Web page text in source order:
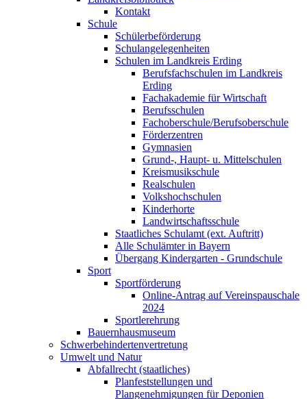
Kontakt
Schule
Schülerbeförderung
Schulangelegenheiten
Schulen im Landkreis Erding
Berufsfachschulen im Landkreis
Erding
Fachakademie für Wirtschaft
Berufsschulen
Fachoberschule/Berufsoberschule
Förderzentren
Gymnasien
Grund-, Haupt- u. Mittelschulen
Kreismusikschule
Realschulen
Volkshochschulen
Kinderhorte
Landwirtschaftsschule
Staatliches Schulamt (ext. Auftritt)
Alle Schulämter in Bayern
Übergang Kindergarten - Grundschule
Sport
Sportförderung
Online-Antrag auf Vereinspauschale
2024
Sportlerehrung
Bauernhausmuseum
Schwerbehindertenvertretung
Umwelt und Natur
Abfallrecht (staatliches)
Planfeststellungen und
Plangenehmigungen für Deponien